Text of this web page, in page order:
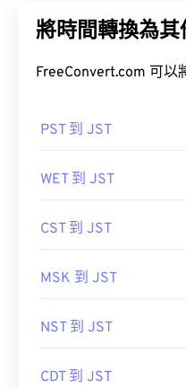
將時間轉換為其
FreeConvert.com 可以
PST 到 JST
WET 到 JST
CST 到 JST
MSK 到 JST
NST 到 JST
CDT 到 JST